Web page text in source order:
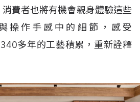
費者也將有機會親身體驗這些
操作手感中的細節，感受
多年的工藝積累，重新詮釋